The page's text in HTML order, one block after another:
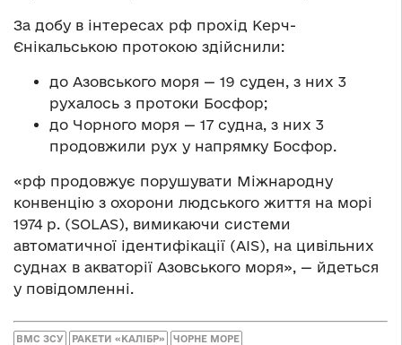
За добу в інтересах рф прохід Керч-
Єнікальською протокою здійснили:
до Азовського моря — 19 суден, з них 3
рухалось з протоки Босфор;
до Чорного моря — 17 судна, з них 3
продовжили рух у напрямку Босфор.
«рф продовжує порушувати Міжнародну
конвенцію з охорони людського життя на морі
1974 р. (SOLAS), вимикаючи системи
автоматичної ідентифікації (AIS), на цивільних
суднах в акваторії Азовського моря», — йдеться
у повідомленні.
ВМС ЗСУ РАКЕТИ «КАЛІБР» ЧОРНЕ МОРЕ